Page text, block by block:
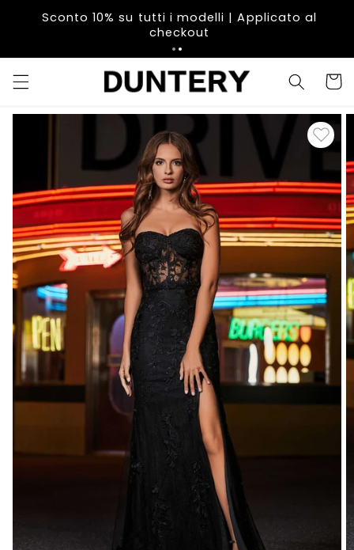
Sconto 10% su tutti i modelli | Applicato al
checkout
Passa alle